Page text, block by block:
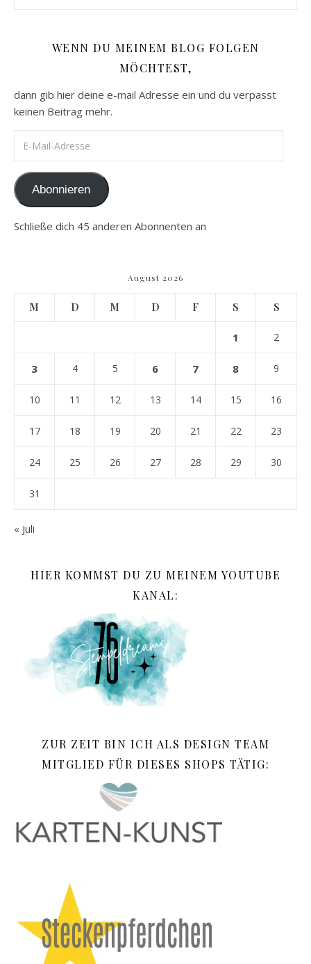
WENN DU MEINEM BLOG FOLGEN
MÖCHTEST,
dann gib hier deine e-mail Adresse ein und du verpasst
keinen Beitrag mehr.
Abonnieren
Schließe dich 45 anderen Abonnenten an
August 2026
M D M D F S S
1 2
3 4 5 6 7 8 9
10 11 12 13 14 15 16
17 18 19 20 21 22 23
24 25 26 27 28 29 30
31
« Juli
HIER KOMMST DU ZU MEINEM YOUTUBE
KANAL:
ZUR ZEIT BIN ICH ALS DESIGN TEAM
MITGLIED FÜR DIESES SHOPS TÄTIG: